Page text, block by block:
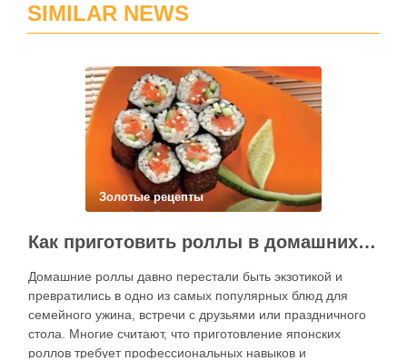
SIMILAR NEWS
Золотые рецепты
Как приготовить роллы в домашних условиях?
Домашние роллы давно перестали быть экзотикой и
превратились в одно из самых популярных блюд для
семейного ужина, встречи с друзьями или праздничного
стола. Многие считают, что приготовление японских
роллов требует профессиональных навыков и